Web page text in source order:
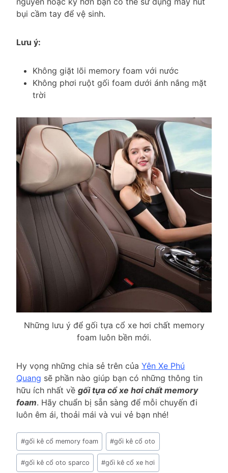
bụi cầm tay để vệ sinh.
Lưu ý:
Không giặt lõi memory foam với nước
Không phơi ruột gối foam dưới ánh nắng mặt
trời
Những lưu ý để gối tựa cổ xe hơi chất memory
foam luôn bền mới.
Hy vọng những chia sẻ trên của Yên Xe Phú
Quang sẽ phần nào giúp bạn có những thông tin
hữu ích nhất về gối tựa cổ xe hơi chất memory
foam. Hãy chuẩn bị sẵn sàng để mỗi chuyến đi
luôn êm ái, thoải mái và vui vẻ bạn nhé!
Post
Tags:
#gối kê cổ memory foam #gối kê cổ oto
#gối kê cổ oto sparco #gối kê cổ xe hơi